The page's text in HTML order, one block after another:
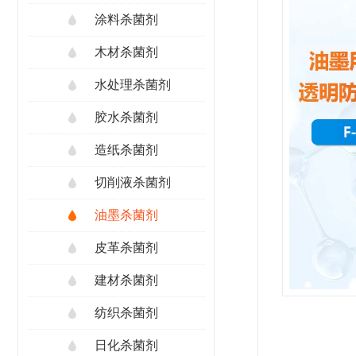
涂料杀菌剂
木材杀菌剂
水处理杀菌剂
胶水杀菌剂
造纸杀菌剂
切削液杀菌剂
油墨杀菌剂
皮革杀菌剂
建材杀菌剂
纺织杀菌剂
日化杀菌剂